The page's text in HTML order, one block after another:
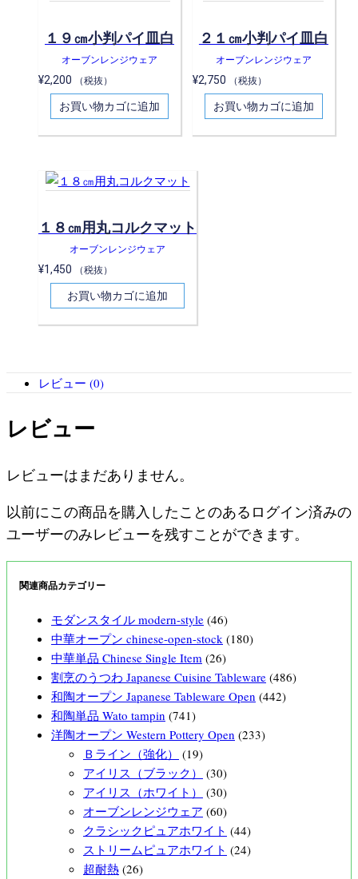
１９㎝小判パイ皿白
オーブンレンジウェア
¥2,200 （税抜）
お買い物カゴに追加
２１㎝小判パイ皿白
オーブンレンジウェア
¥2,750 （税抜）
お買い物カゴに追加
１８㎝用丸コルクマット
オーブンレンジウェア
¥1,450 （税抜）
お買い物カゴに追加
レビュー (0)
レビュー
レビューはまだありません。
以前にこの商品を購入したことのあるログイン済みの
ユーザーのみレビューを残すことができます。
関連商品カテゴリー
モダンスタイル modern-style (46)
中華オープン chinese-open-stock (180)
中華単品 Chinese Single Item (26)
割烹のうつわ Japanese Cuisine Tableware (486)
和陶オープン Japanese Tableware Open (442)
和陶単品 Wato tampin (741)
洋陶オープン Western Pottery Open (233)
Ｂライン（強化）
(19)
アイリス（ブラック）
(30)
アイリス（ホワイト）
(30)
オーブンレンジウェア (60)
クラシックピュアホワイト (44)
ストリームピュアホワイト (24)
超耐熱 (26)